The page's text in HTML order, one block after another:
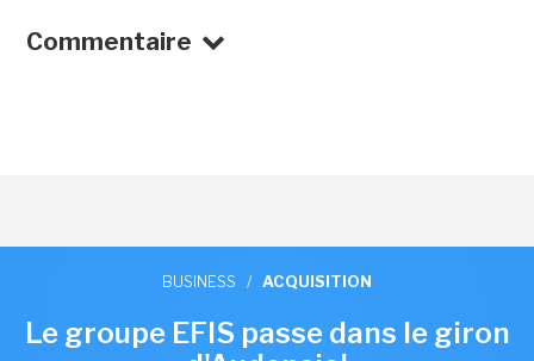
Commentaire
BUSINESS / ACQUISITION
Le groupe EFIS passe dans le giron